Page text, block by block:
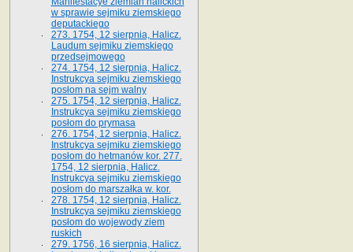
w sprawie sejmiku ziemskiego
deputackiego
273. 1754, 12 sierpnia, Halicz.
Laudum sejmiku ziemskiego
przedsejmowego
274. 1754, 12 sierpnia, Halicz.
Instrukcya sejmiku ziemskiego
posłom na sejm walny
275. 1754, 12 sierpnia, Halicz.
Instrukcya sejmiku ziemskiego
posłom do prymasa
276. 1754, 12 sierpnia, Halicz.
Instrukcya sejmiku ziemskiego
posłom do hetmanów kor. 277.
1754, 12 sierpnia, Halicz.
Instrukcya sejmiku ziemskiego
posłom do marszałka w. kor.
278. 1754, 12 sierpnia, Halicz.
Instrukcya sejmiku ziemskiego
posłom do wojewody ziem
ruskich
279. 1756, 16 sierpnia, Halicz.